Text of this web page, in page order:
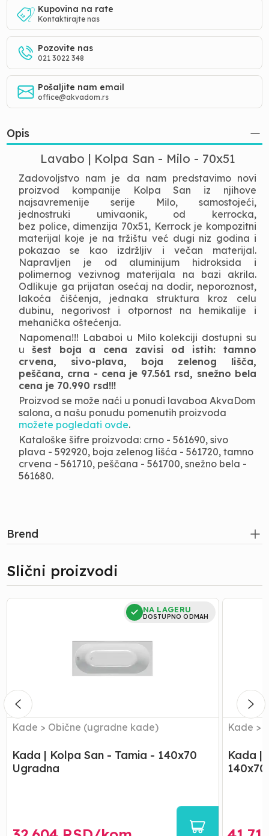
Kupovina na rate
Kontaktirajte nas
Pozovite nas
021 3022 348
Pošaljite nam email
office@akvadom.rs
Opis
Lavabo | Kolpa San - Milo - 70x51
Zadovoljstvo nam je da nam predstavimo novi
proizvod kompanije Kolpa San iz njihove
najsavremenije serije Milo, samostojeći,
jednostruki umivaonik, od kerrocka,
bez police, dimenzija 70x51, Kerrock je kompozitni
materijal koje je na tržištu već dugi niz godina i
pokazao se kao izdržljiv i večan materijal.
Napravljen je od aluminijum hidroksida i
polimernog vezivnog materijala na bazi akrila.
Odlikuje ga prijatan osećaj na dodir, neporoznost,
lakoća čišćenja, jednaka struktura kroz celu
dubinu, negorivost i otpornost na hemikalije i
mehanička oštećenja.
Napomena!!! Lababoi u Milo kolekciji dostupni su
u šest boja a cena zavisi od istih: tamno
crvena, sivo-plava, boja zelenog lišča,
peščana, crna - cena je 97.561 rsd, snežno bela
cena je 70.990 rsd!!!
Proizvod se može naći u ponudi lavaboa AkvaDom
salona, a našu ponudu pomenutih proizvoda
možete pogledati ovde.
Kataloške šifre proizvoda: crno - 561690, sivo
plava - 592920, boja zelenog lišća - 561720, tamno
crvena - 561710, peščana - 561700, snežno bela -
561680.
Brend
Slični proizvodi
Kada
140x70
Ugradna
NA LAGERU
DOSTUPNO ODMAH
Kade > Obične (ugradne kade)
Kada | Kolpa San - Tamia - 140x70
Ugradna
Kada
Obloga
140x70
Kade >
Kada |
140x70